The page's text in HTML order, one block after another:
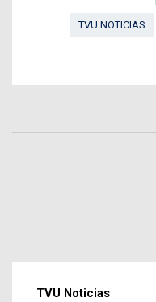
TVU NOTICIAS
TVU Noticias